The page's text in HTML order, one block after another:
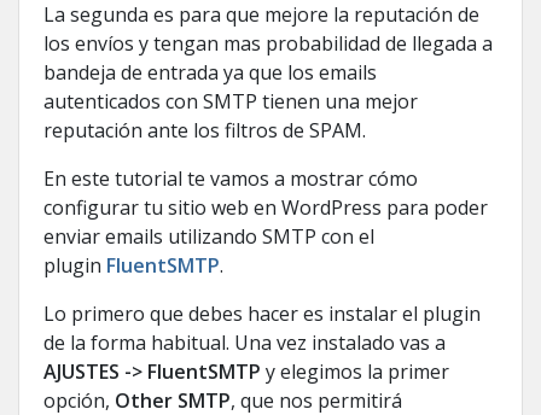
La segunda es para que mejore la reputación de
los envíos y tengan mas probabilidad de llegada a
bandeja de entrada ya que los emails
autenticados con SMTP tienen una mejor
reputación ante los filtros de SPAM.
En este tutorial te vamos a mostrar cómo
configurar tu sitio web en WordPress para poder
enviar emails utilizando SMTP con el
plugin FluentSMTP.
Lo primero que debes hacer es instalar el plugin
de la forma habitual. Una vez instalado vas a
AJUSTES -> FluentSMTP y elegimos la primer
opción, Other SMTP, que nos permitirá